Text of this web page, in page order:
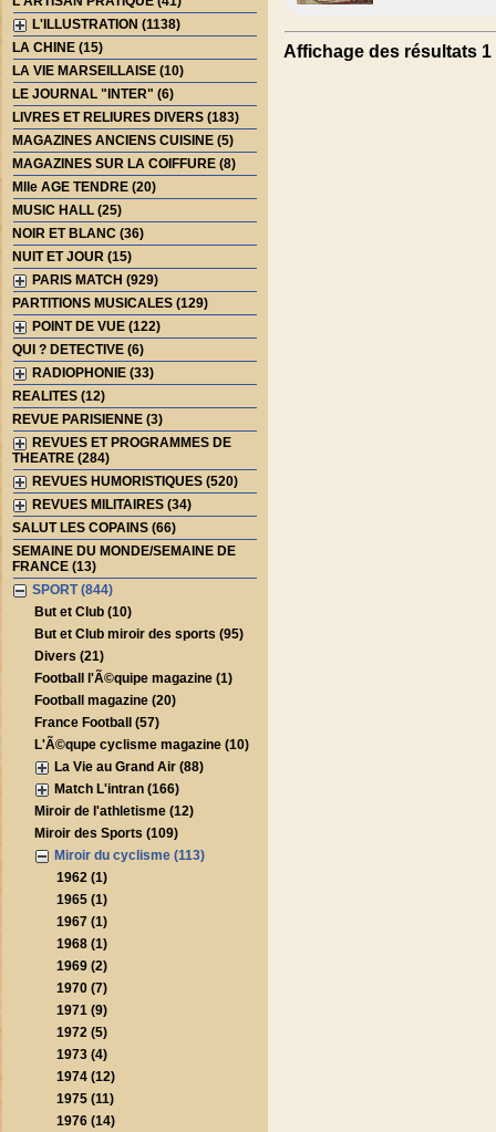
L'ILLUSTRATION (1138)
LA CHINE (15)
LA VIE MARSEILLAISE (10)
LE JOURNAL "INTER" (6)
LIVRES ET RELIURES DIVERS (183)
MAGAZINES ANCIENS CUISINE (5)
MAGAZINES SUR LA COIFFURE (8)
Mlle AGE TENDRE (20)
MUSIC HALL (25)
NOIR ET BLANC (36)
NUIT ET JOUR (15)
PARIS MATCH (929)
PARTITIONS MUSICALES (129)
POINT DE VUE (122)
QUI ? DETECTIVE (6)
RADIOPHONIE (33)
REALITES (12)
REVUE PARISIENNE (3)
REVUES ET PROGRAMMES DE
THEATRE (284)
REVUES HUMORISTIQUES (520)
REVUES MILITAIRES (34)
SALUT LES COPAINS (66)
SEMAINE DU MONDE/SEMAINE DE
FRANCE (13)
SPORT (844)
But et Club (10)
But et Club miroir des sports (95)
Divers (21)
Football l'Ã©quipe magazine (1)
Football magazine (20)
France Football (57)
L'Ã©qupe cyclisme magazine (10)
La Vie au Grand Air (88)
Match L'intran (166)
Miroir de l'athletisme (12)
Miroir des Sports (109)
Miroir du cyclisme (113)
1962 (1)
1965 (1)
1967 (1)
1968 (1)
1969 (2)
1970 (7)
1971 (9)
1972 (5)
1973 (4)
1974 (12)
1975 (11)
1976 (14)
Affichage des résultats